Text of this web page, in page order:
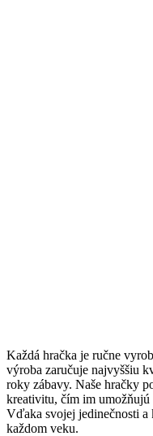
Každá hračka je ručne
výroba zaručuje najvyššiu
roky zábavy. Naše hračky
kreativitu, čím im
Vďaka svojej jedinečnosti a
každom veku.